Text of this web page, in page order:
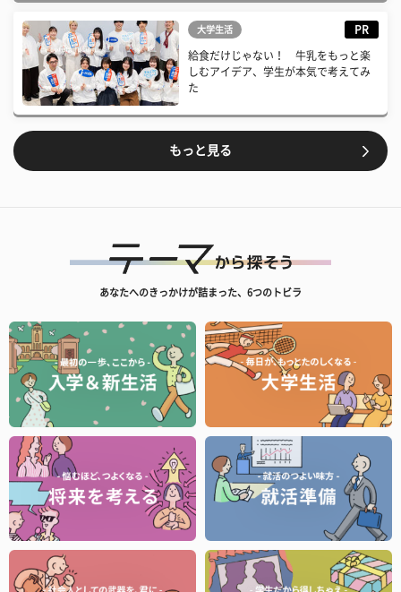
大学生活 PR
給食だけじゃない！ 牛乳をもっと楽
しむアイデア、学生が本気で考えてみ
た
もっと見る
あなたへのきっかけが詰まった、6つのトビラ